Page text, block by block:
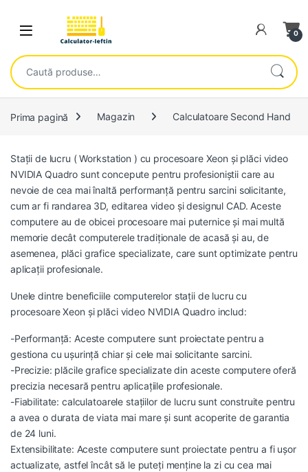
Open 0
Caută după:
Prima pagină Magazin Calculatoare Second Hand
Stații de lucru ( Workstation ) cu procesoare Xeon și plăci video
NVIDIA Quadro sunt concepute pentru profesioniștii care au
nevoie de cea mai înaltă performanță pentru sarcini solicitante,
cum ar fi randarea 3D, editarea video și designul CAD. Aceste
computere au de obicei procesoare mai puternice și mai multă
memorie decât computerele tradiționale de acasă și au, de
asemenea, plăci grafice specializate, care sunt optimizate pentru
aplicații profesionale.
Unele dintre beneficiile computerelor stații de lucru cu
procesoare Xeon și plăci video NVIDIA Quadro includ:
-Performanță: Aceste computere sunt proiectate pentru a
gestiona cu ușurință chiar și cele mai solicitante sarcini.
-Precizie: plăcile grafice specializate din aceste computere oferă
precizia necesară pentru aplicațiile profesionale.
-Fiabilitate: calculatoarele stațiilor de lucru sunt construite pentru
a avea o durata de viata mai mare și sunt acoperite de garantia
de 24 luni.
Extensibilitate: Aceste computere sunt proiectate pentru a fi ușor
actualizate, astfel încât să le puteți menține la zi cu cea mai